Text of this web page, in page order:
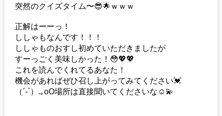
突然のクイズタイム〜😎🌟ｗｗｗ
正解はーーっ！
ししゃもなんです！！！
ししゃものおすし初めていただきましたが
すーっごく美味しかった！😳💖💖
これを読んでくれてるあなた！
機会があればぜひ召し上がってみてください💓
（´-`）.｡oO場所は直接聞いてくださいな☺️💫